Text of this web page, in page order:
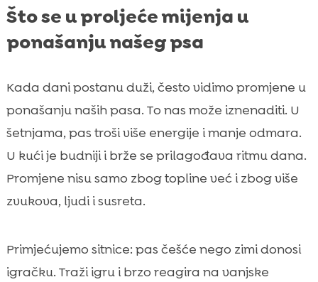
Što se u proljeće mijenja u
ponašanju našeg psa
Kada dani postanu duži, često vidimo promjene u
ponašanju naših pasa. To nas može iznenaditi. U
šetnjama, pas troši više energije i manje odmara.
U kući je budniji i brže se prilagođava ritmu dana.
Promjene nisu samo zbog topline već i zbog više
zvukova, ljudi i susreta.
Primjećujemo sitnice: pas češće nego zimi donosi
igračku. Traži igru i brzo reagira na vanjske